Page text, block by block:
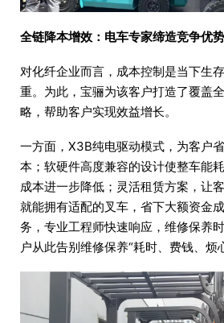
全链降本增效：电车专家缔造竞争优势
对化纤企业而言，成本控制是当下生
重。为此，宝骊为该客户打造了覆盖
略，帮助客户实现效益增长。
一方面，X3B纯电驱动模式，为客户
本；软硬件高度兼容的设计使整车能
成本进一步降低；灵活租赁方案，让
就能拥有适配的叉车，省下大额资金
务，专业工程师快速响应，维修保养
户从此告别维修保养“耗时、费钱、烦